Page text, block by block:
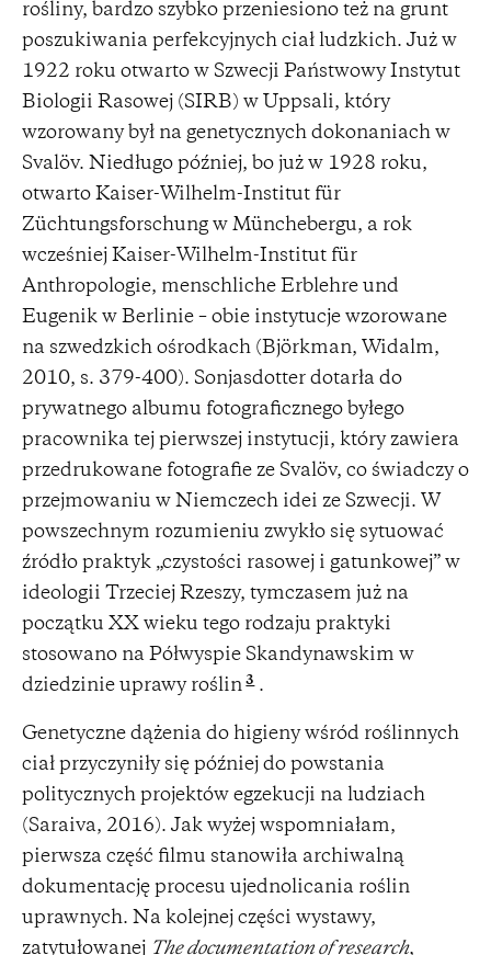
rośliny, bardzo szybko przeniesiono też na grunt
poszukiwania perfekcyjnych ciał ludzkich. Już w
1922 roku otwarto w Szwecji Państwowy Instytut
Biologii Rasowej (SIRB) w Uppsali, który
wzorowany był na genetycznych dokonaniach w
Svalöv. Niedługo później, bo już w 1928 roku,
otwarto Kaiser-Wilhelm-Institut für
Züchtungsforschung w Münchebergu, a rok
wcześniej Kaiser-Wilhelm-Institut für
Anthropologie, menschliche Erblehre und
Eugenik w Berlinie – obie instytucje wzorowane
na szwedzkich ośrodkach (Björkman, Widalm,
2010, s. 379-400). Sonjasdotter dotarła do
prywatnego albumu fotograficznego byłego
pracownika tej pierwszej instytucji, który zawiera
przedrukowane fotografie ze Svalöv, co świadczy o
przejmowaniu w Niemczech idei ze Szwecji. W
powszechnym rozumieniu zwykło się sytuować
źródło praktyk „czystości rasowej i gatunkowej” w
ideologii Trzeciej Rzeszy, tymczasem już na
początku XX wieku tego rodzaju praktyki
stosowano na Półwyspie Skandynawskim w
dziedzinie uprawy roślin 3 .
Genetyczne dążenia do higieny wśród roślinnych
ciał przyczyniły się później do powstania
politycznych projektów egzekucji na ludziach
(Saraiva, 2016). Jak wyżej wspomniałam,
pierwsza część filmu stanowiła archiwalną
dokumentację procesu ujednolicania roślin
uprawnych. Na kolejnej części wystawy,
zatytułowanej The documentation of research,